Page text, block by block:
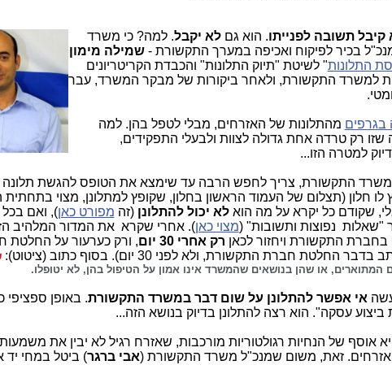
קיבל תשובה לפנייתו. הוא גםלא יקבל. למה? כי משרד
בכיר לפיקוח ואכיפה במערך התקשורת -שמילה מימון
התלונות" לשיטת "תיוק התלונות" והכבדת הקריטריונים
למשרד התקשורת, ולאחר ביקורות של מבקר המשרד, עבר
בגרפים מהתלונות של האזרחים, מבלי לטפל בהן. למה
רק טרדה אחת גדולה לצוות ולבעלי התפקידים,
למטרה הזו...
התקשורת, צריך לחפש הרבה עד שימצא את הטופס להגשת תלונה
חלון (תצלום של העמוד הראשון בחלון, שקופץ למתלונן, מצוי בתחתית
שקודם כל יקרא על מה הואלא יכול להתלונן (זה מפורט כאן), ואם
"שאלות נפוצות ותשובות" (מצוי כאן). אחרי שקרא את המדור המלהיב
בחברת התקשורת ויחזור לכאן רק אחרי 30 יום
, ורק כערעור על החלטת
חברת התקשורת, ולא לפני 30 יום). בסוף כתוב (ציטוט):
המתוארים, או שהן בנושאים שהמשרד אינו אמון על הטיפול בהן, לא יטופלו.
אי אפשר להתלונן על שום דבר במשרד התקשורת. באופן ספציפי
עסקה". הוא רצה להתלונן בדיוק בנושא הזה...
של הנחיות רגולטוריות מורכבות, שאזרח רגיל לא יבין את
זאת, משום שמנכ"ל משרד התקשורת (אבי ברגר) ביטל במחי יד